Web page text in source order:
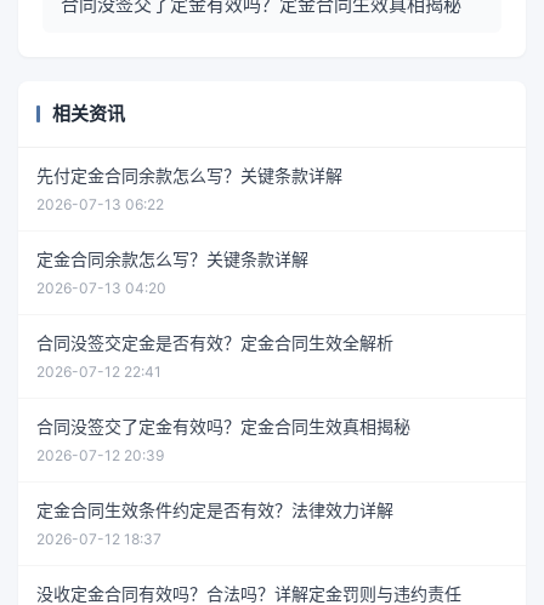
相关资讯
先付定金合同余款怎么写？关键条款详解
2026-07-13 06:22
定金合同余款怎么写？关键条款详解
2026-07-13 04:20
合同没签交定金是否有效？定金合同生效全解析
2026-07-12 22:41
合同没签交了定金有效吗？定金合同生效真相揭秘
2026-07-12 20:39
定金合同生效条件约定是否有效？法律效力详解
2026-07-12 18:37
没收定金合同有效吗？合法吗？详解定金罚则与违约责任